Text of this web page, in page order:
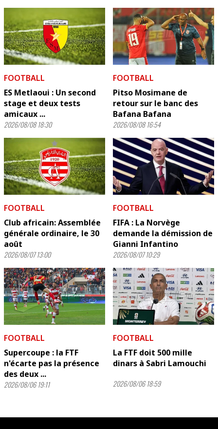
FOOTBALL
ES Metlaoui : Un second
stage et deux tests
amicaux ...
2026/08/08 18:30
FOOTBALL
Pitso Mosimane de
retour sur le banc des
Bafana Bafana
2026/08/08 16:54
FOOTBALL
Club africain: Assemblée
générale ordinaire, le 30
août
2026/08/07 13:00
FOOTBALL
FIFA : La Norvège
demande la démission de
Gianni Infantino
2026/08/07 10:29
FOOTBALL
Supercoupe : la FTF
n'écarte pas la présence
des deux ...
2026/08/06 19:11
FOOTBALL
La FTF doit 500 mille
dinars à Sabri Lamouchi
2026/08/06 18:59